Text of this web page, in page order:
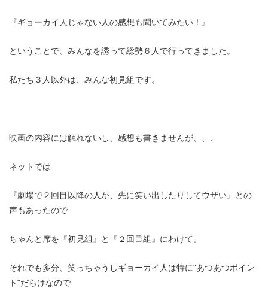
『ギョーカイ人じゃない人の感想も聞いてみたい！』
ということで、みんなを誘って総勢６人で行ってきました。
私たち３人以外は、みんな初見組です。
映画の内容には触れないし、感想も書きませんが、、、
ネットでは
『劇場で２回目以降の人が、先に笑い出したりしてウザい』との
声もあったので
ちゃんと席を『初見組』と『２回目組』にわけて。
それでも多分、笑っちゃうしギョーカイ人は特に”あつあつポイン
ト”だらけなので